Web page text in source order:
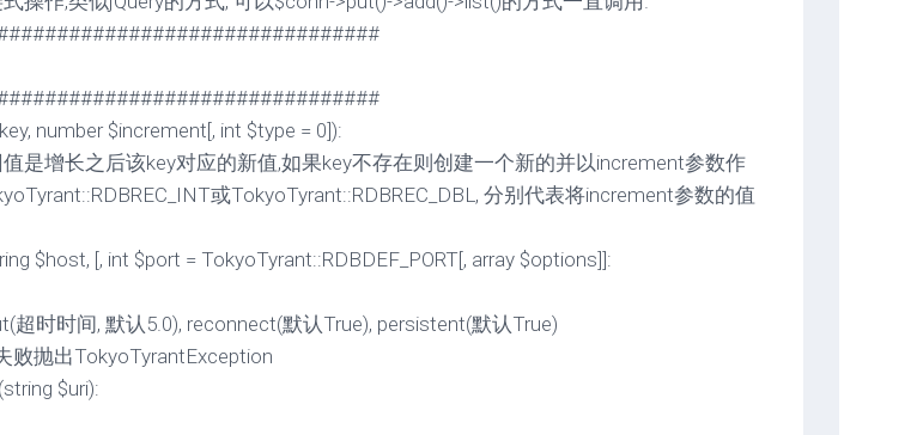
number $increment[, int $type = 0]):
是增长之后该key对应的新值,如果key不存在则创建一个新的并以increment参数作
或TokyoTyrant::RDBREC_DBL, 分别代表将increment参数的值
$host, [, int $port = TokyoTyrant::RDBDEF_PORT[, array $options]]:
时时间, 默认5.0), reconnect(默认True), persistent(默认True)
败抛出TokyoTyrantException
$uri):